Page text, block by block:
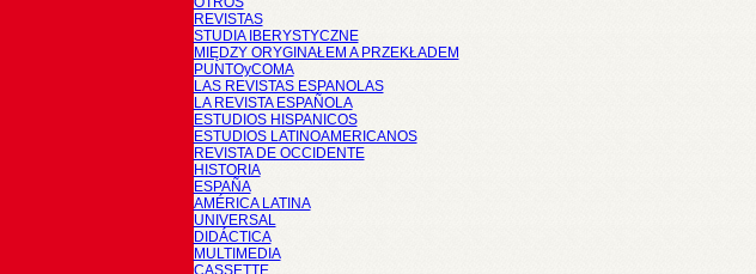
REVISTAS
STUDIA IBERYSTYCZNE
MIĘDZY ORYGINAŁEM A PRZEKŁADEM
PUNTOyCOMA
LAS REVISTAS ESPANOLAS
LA REVISTA ESPAÑOLA
ESTUDIOS HISPANICOS
ESTUDIOS LATINOAMERICANOS
REVISTA DE OCCIDENTE
HISTORIA
ESPAÑA
AMÉRICA LATINA
UNIVERSAL
DIDÁCTICA
MULTIMEDIA
CASSETTE